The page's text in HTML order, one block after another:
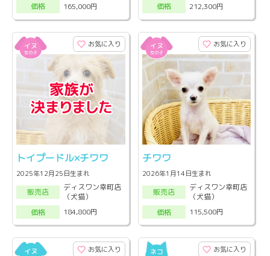
価格
165,000円
価格
212,300円
お気に入り
トイプードル×チワワ
2025年12月25日生まれ
販売店
ディスワン幸町店
（犬猫）
価格
184,800円
お気に入り
チワワ
2026年1月14日生まれ
販売店
ディスワン幸町店
（犬猫）
価格
115,500円
お気に入り お気に入り